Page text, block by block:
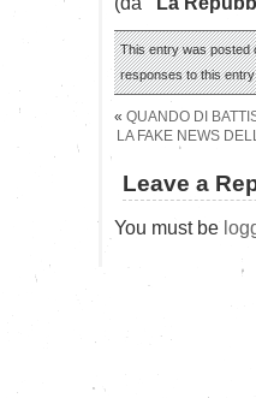
This entry was posted
responses to this
« QUANDO DI
LA FAKE NEWS
Leave a
You must be